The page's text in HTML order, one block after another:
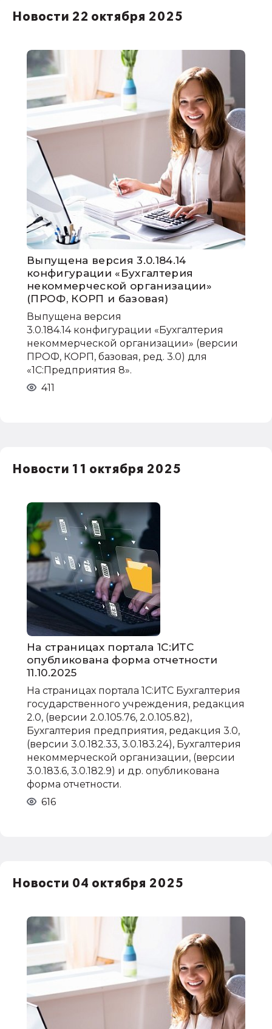
Новости 22 октября 2025
Выпущена версия 3.0.184.14
конфигурации «Бухгалтерия
некоммерческой организации»
(ПРОФ, КОРП и базовая)
Выпущена версия
3.0.184.14 конфигурации «Бухгалтерия
некоммерческой организации» (версии
ПРОФ, КОРП, базовая, ред. 3.0) для
«1С:Предприятия 8».
411
Новости 11 октября 2025
На страницах портала 1С:ИТС
опубликована форма отчетности
11.10.2025
На страницах портала 1С:ИТС Бухгалтерия
государственного учреждения, редакция
2.0, (версии 2.0.105.76, 2.0.105.82),
Бухгалтерия предприятия, редакция 3.0,
(версии 3.0.182.33, 3.0.183.24), Бухгалтерия
некоммерческой организации, (версии
3.0.183.6, 3.0.182.9) и др. опубликована
форма отчетности.
616
Новости 04 октября 2025